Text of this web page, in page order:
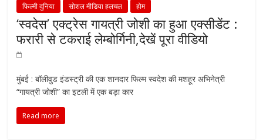
फिल्मी दुनिया सोशल मीडिया हलचल होम
‘स्वदेस’ एक्ट्रेस गायत्री जोशी का हुआ एक्सीडेंट :
फरारी से टकराई लेम्बोर्गिनी,देखें पूरा वीडियो
मुंबई : बॉलीवुड इंडस्ट्री की एक शानदार फिल्म स्वदेश की मशहूर अभिनेत्री
“गायत्री जोशी” का इटली में एक बड़ा कार
Read more